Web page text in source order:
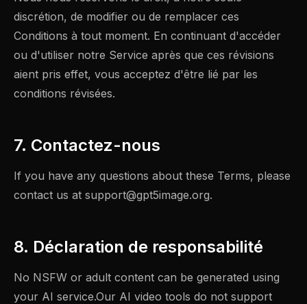
discrétion, de modifier ou de remplacer ces
Conditions à tout moment. En continuant d'accéder
ou d'utiliser notre Service après que ces révisions
aient pris effet, vous acceptez d'être lié par les
conditions révisées.
7. Contactez-nous
If you have any questions about these Terms, please
contact us at support@gpt5image.org.
8. Déclaration de responsabilité
No NSFW or adult content can be generated using
your AI service.Our AI video tools do not support